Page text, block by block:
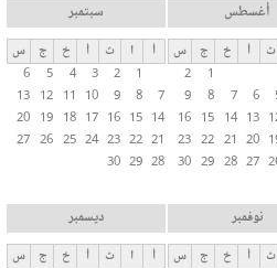
أغسطس
ث أ خ ج
س
1
2
6
7
8
9
13
14
15
16
20
21
22
23
27
28
29
30
سبتمبر
أ ا ث أ خ ج
س
1
2
3
4
5
6
7
8
9
10
11
12
13
14
15
16
17
18
19
20
21
22
23
24
25
26
27
28
29
30
نوفمبر
ث أ خ ج
س
ديسمبر
أ ا ث أ خ ج
س